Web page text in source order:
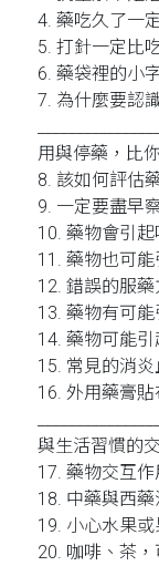
4. 藥吃久了一
5. 打針一定比
6. 藥袋裡的小
7. 為什麼要認
用與停藥，比
8. 該如何評估
9. 一定要盡早
10. 藥物會引
11. 藥物也可
12. 錯誤的服
13. 藥物有可
14. 藥物可能引
15. 常見的消
16. 外用藥膏貼
與生活習慣的
17. 藥物交互作
18. 中藥與西
19. 小心水果
20. 咖啡、茶